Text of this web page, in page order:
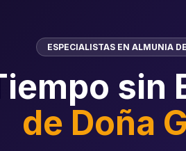
ESPECIALISTAS EN ALMUNIA
sin
de Doña